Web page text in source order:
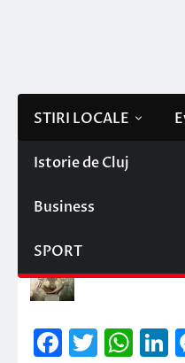
STIRI LOCALE
Istorie de Cluj
Business
SPORT
Stiri locale
Teatrul
20 mai 2014